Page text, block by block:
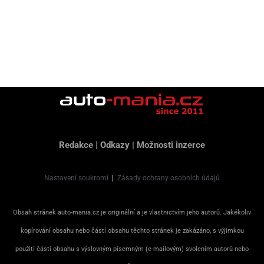
Redakce | Odkazy | Možnosti inzerce
Nastavení soukromí | Zásady ochrany osobních údajů
Obsah stránek auto-mania.cz je originální a je vlastnictvím jeho autorů. Jakékoliv
kopírování obsahu nebo částí obsahu těchto stránek je zakázáno, s výjimkou
použití části obsahu s výslovným písemným (e-mailovým) svolením autorů nebo